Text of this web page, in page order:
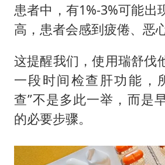
患者中，有1%-3%可能出
高，患者会感到疲倦、恶心
这提醒我们，使用瑞舒伐
一段时间检查肝功能，
查”不是多此一举，而是
的必要步骤。